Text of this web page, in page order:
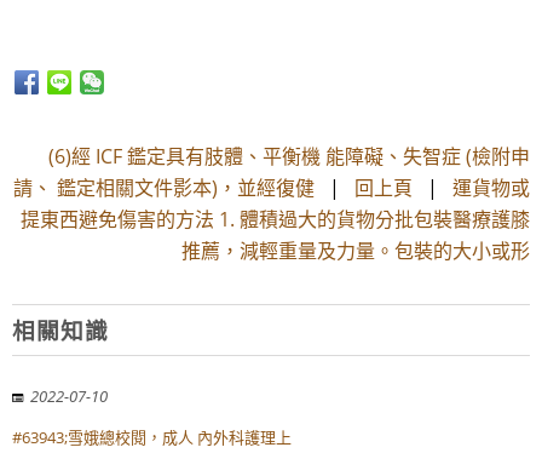
(6)經 ICF 鑑定具有肢體、平衡機 能障礙、失智症 (檢附申
請、 鑑定相關文件影本)，並經復健
| 回上頁 | 運貨物或
提東西避免傷害的方法 1. 體積過大的貨物分批包裝醫療護膝
推薦，減輕重量及力量。包裝的大小或形
相關知識
2022-07-10
#63943;雪娥總校閱，成人 內外科護理上